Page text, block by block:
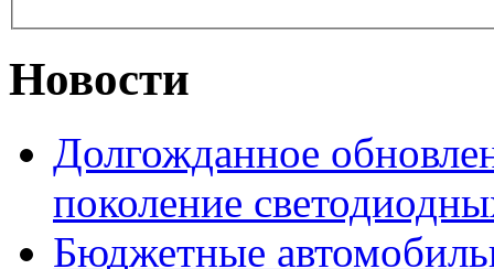
Новости
Долгожданное
поколение
Бюджетные